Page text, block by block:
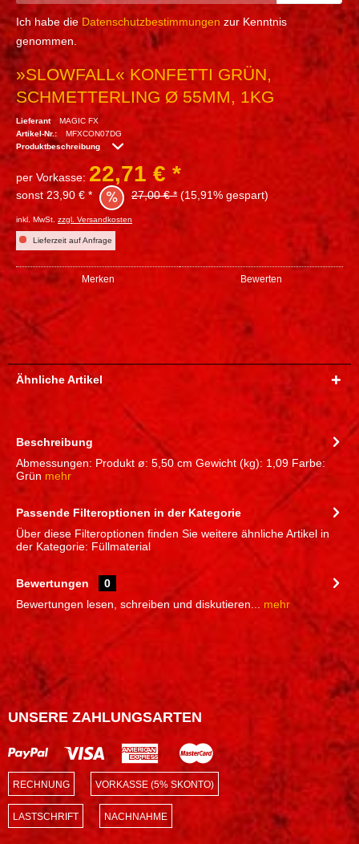
Ich habe die Datenschutzbestimmungen zur Kenntnis
genommen.
»SLOWFALL« KONFETTI GRÜN,
SCHMETTERLING Ø 55MM, 1KG
Lieferant
MAGIC FX
Artikel-Nr.:
MFXCON07DG
Produktbeschreibung
per Vorkasse: 22,71 € *
sonst 23,90 € * 27,00 € * (15,91% gespart)
inkl. MwSt. zzgl. Versandkosten
Lieferzeit auf Anfrage
Merken Bewerten
Ähnliche Artikel
Beschreibung
Abmessungen: Produkt ø: 5,50 cm Gewicht (kg): 1,09 Farbe:
Grün mehr
Passende Filteroptionen in der Kategorie
Über diese Filteroptionen finden Sie weitere ähnliche Artikel in
der Kategorie: Füllmaterial
Bewertungen
0
Bewertungen lesen, schreiben und diskutieren...
mehr
UNSERE ZAHLUNGSARTEN
RECHNUNG VORKASSE (5% SKONTO)
LASTSCHRIFT NACHNAHME